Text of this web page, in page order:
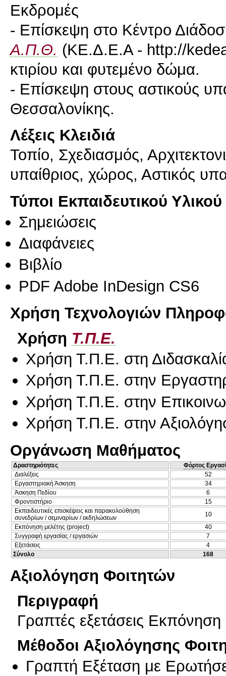
Εκδρομές
- Επίσκεψη στο Κέντρο
Α.Π.Θ. (ΚΕ.Δ.Ε.Α - http://
κτιρίου και φυτεμένο δώμα.
- Επίσκεψη στους αστικούς
Λέξεις Κλειδιά
Τοπίο, Σχεδιασμός,
υπαίθριος, χώρος, Αστικός
Τύποι Εκπαιδευτικού Υλικού
Σημειώσεις
Διαφάνειες
Βιβλίο
PDF Adobe InDesign CS6
Χρήση Τεχνολογιών
Χρήση Τ.Π.Ε.
Χρήση Τ.Π.Ε. στη
Χρήση Τ.Π.Ε. στην
Χρήση Τ.Π.Ε. στην
Χρήση Τ.Π.Ε. στην
Οργάνωση Μαθήματος
Δραστηριότητες
Φόρτος
Διαλέξεις
52
Εργαστηριακή Άσκηση
34
Άσκηση Πεδίου
6
Φροντιστήριο
15
Εκπαιδευτικές επισκέψεις και παρακολούθηση
συνεδρίων / σεμιναρίων / εκδηλώσεων
10
Εκπόνηση μελέτης (project)
40
Συγγραφή εργασίας / εργασιών
7
Εξετάσεις
4
Σύνολο
168
Αξιολόγηση Φοιτητών
Περιγραφή
Γραπτές εξετάσεις
Μέθοδοι Αξιολόγησης
Γραπτή Εξέταση με